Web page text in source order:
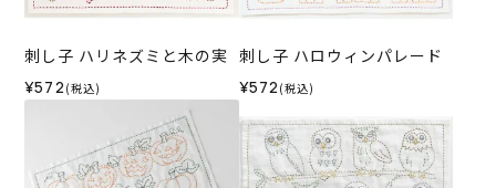
刺し子 ハリネズミと木の実
¥572 (税込)
刺し子 ハロウィンパレード
¥572 (税込)